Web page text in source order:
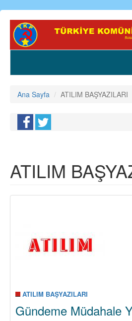
Ana
içeriğe
Ana Sayfa ATILIM BAŞYAZILARI
ATILIM
ATILIM BAŞYAZILARI
Gündeme Müdahale